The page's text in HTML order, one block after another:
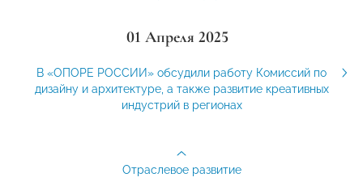
01 Апреля 2025
В «ОПОРЕ РОССИИ» обсудили работу Комиссий по
дизайну и архитектуре, а также развитие креативных
индустрий в регионах
Отраслевое развитие